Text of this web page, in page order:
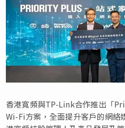
香港寬頻與TP-Link合作推出「
Wi-Fi方案，全面提升客戶的網絡